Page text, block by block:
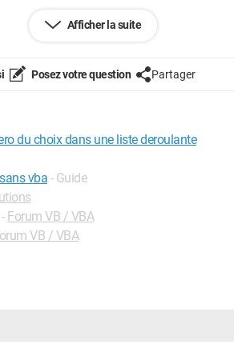
Afficher la suite
Posez votre question Partager
du choix dans une liste deroulante
vba - Guide
- Forum VB / VBA
VB / VBA